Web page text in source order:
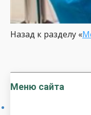
Назад к разделу «
Меню сайта